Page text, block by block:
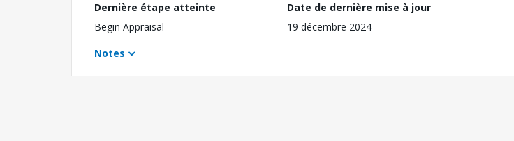
Dernière étape atteinte
Begin Appraisal
Date de dernière mise à jour
19 décembre 2024
Notes